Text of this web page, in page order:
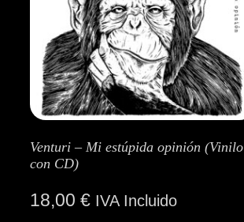
Venturi – Mi estúpida opinión (Vinilo
con CD)
18,00€ IVA Incluido